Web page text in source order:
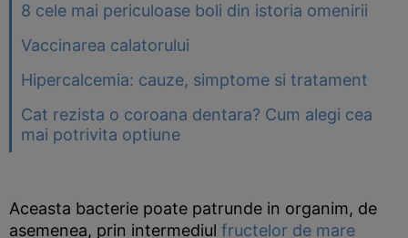
8 cele mai periculoase boli din istoria omenirii
Vaccinarea calatorului
Hipercalcemia: cauze, simptome si tratament
Cat rezista o coroana dentara? Cum alegi cea
mai potrivita optiune
Aceasta bacterie poate patrunde in organim, de
asemenea, prin intermediul fructelor de mare